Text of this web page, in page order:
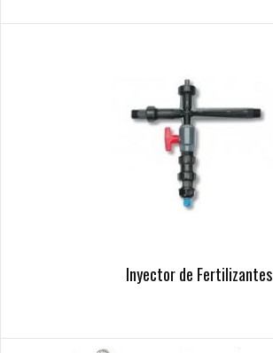
Inyector de Fertilizantes